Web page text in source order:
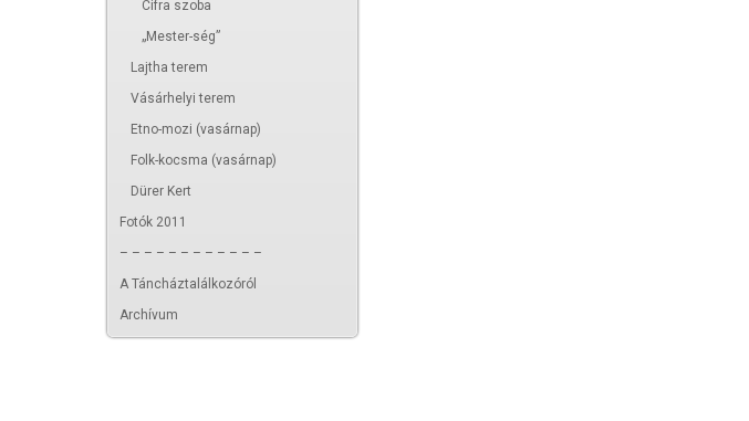
Cifra szoba
„Mester-ség”
Lajtha terem
Vásárhelyi terem
Etno-mozi (vasárnap)
Folk-kocsma (vasárnap)
Dürer Kert
Fotók 2011
– – – – – – – – – – – –
A Táncháztalálkozóról
Archívum